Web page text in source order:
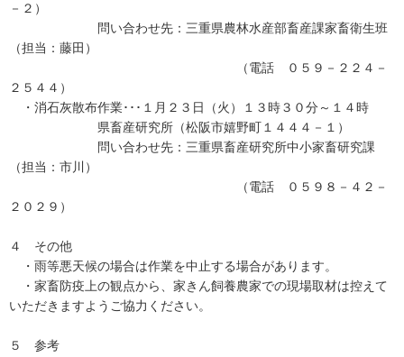
－２）
問い合わせ先：三重県農林水産部畜産課家畜衛生班
（担当：藤田）
（電話 ０５９－２２４－
２５４４）
・消石灰散布作業･･･１月２３日（火）１３時３０分～１４時
県畜産研究所（松阪市嬉野町１４４４－１）
問い合わせ先：三重県畜産研究所中小家畜研究課
（担当：市川）
（電話 ０５９８－４２－
２０２９）
４ その他
・雨等悪天候の場合は作業を中止する場合があります。
・家畜防疫上の観点から、家きん飼養農家での現場取材は控えて
いただきますようご協力ください。
５ 参考